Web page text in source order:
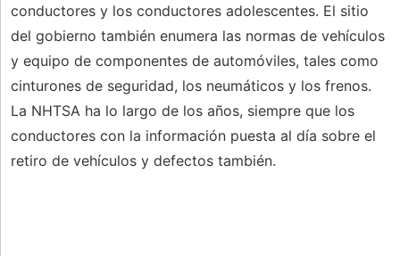
conductores y los conductores adolescentes. El sitio
del gobierno también enumera las normas de vehículos
y equipo de componentes de automóviles, tales como
cinturones de seguridad, los neumáticos y los frenos.
La NHTSA ha lo largo de los años, siempre que los
conductores con la información puesta al día sobre el
retiro de vehículos y defectos también.